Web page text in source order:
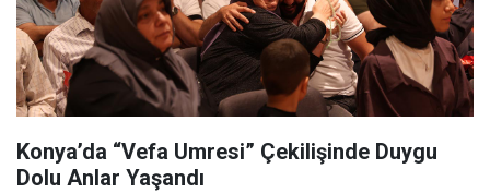
Konya’da “Vefa Umresi” Çekilişinde Duygu
Dolu Anlar Yaşandı